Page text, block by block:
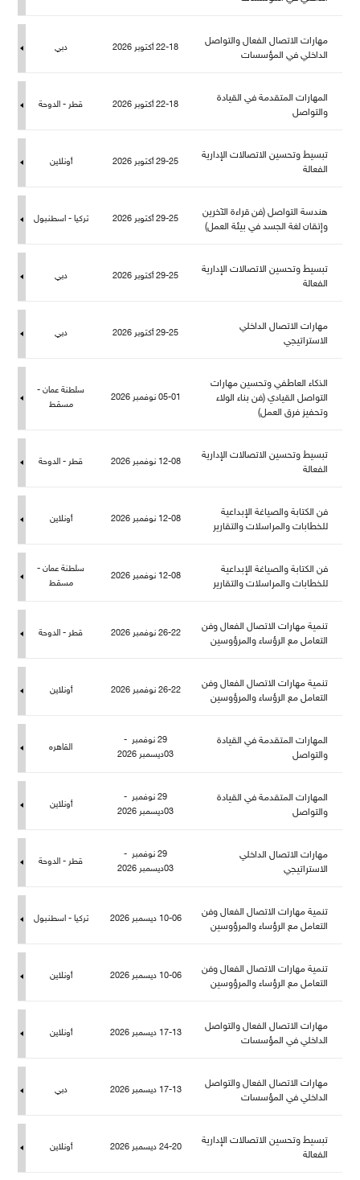
هارات الاتصال الفعال والتواص
الداخلي في المؤسسات
22-18 أكتوبر 2026 دبي
المهارات المتقدمة في القيادة
والتواص
22-18 أكتوبر 2026 قطر - الدوحة
تبسيط وتحسين الاتصالات الإدارية
الفعالة
29-25 أكتوبر 2026 أونلاين
هندسة التواصل (فن قراءة الآخرين
وإتقان لغة الجسد في بيئة العمل)
29-25 أكتوبر 2026 تركيا - اسطنبو
تبسيط وتحسين الاتصالات الإدارية
الفعالة
29-25 أكتوبر 2026 دبي
هارات الاتصال الداخلي
الاستراتيجي
29-25 أكتوبر 2026 دبي
الذكاء العاطفي وتحسين مهارات
التواصل القيادي (فن بناء الولاء
وتحفيز فرق العمل)
05-01 نوفمبر 2026
سلطنة عمان -
سقط
تبسيط وتحسين الاتصالات الإدارية
الفعالة
12-08 نوفمبر 2026 قطر - الدوحة
فن الكتابة والصياغة الإبداعية
خطابات والمراسلات والتقارير
12-08 نوفمبر 2026 أونلاين
فن الكتابة والصياغة الإبداعية
خطابات والمراسلات والتقارير
12-08 نوفمبر 2026
سلطنة عمان -
سقط
تنمية مهارات الاتصال الفعال وفن
التعامل مع الرؤساء والمرؤوسين
26-22 نوفمبر 2026 قطر - الدوحة
تنمية مهارات الاتصال الفعال وفن
التعامل مع الرؤساء والمرؤوسين
26-22 نوفمبر 2026 أونلاين
المهارات المتقدمة في القيادة
والتواص
29 نوفمبر -
03ديسمبر 2026
القاهره
المهارات المتقدمة في القيادة
والتواص
29 نوفمبر -
03ديسمبر 2026
أونلاين
هارات الاتصال الداخلي
الاستراتيجي
29 نوفمبر -
03ديسمبر 2026
قطر - الدوحة
تنمية مهارات الاتصال الفعال وفن
التعامل مع الرؤساء والمرؤوسين
10-06 ديسمبر 2026 تركيا - اسطنبو
تنمية مهارات الاتصال الفعال وفن
التعامل مع الرؤساء والمرؤوسين
10-06 ديسمبر 2026 أونلاين
هارات الاتصال الفعال والتواص
الداخلي في المؤسسات
17-13 ديسمبر 2026 أونلاين
هارات الاتصال الفعال والتواص
الداخلي في المؤسسات
17-13 ديسمبر 2026 دبي
تبسيط وتحسين الاتصالات الإدارية
الفعالة
24-20 ديسمبر 2026 أونلاين